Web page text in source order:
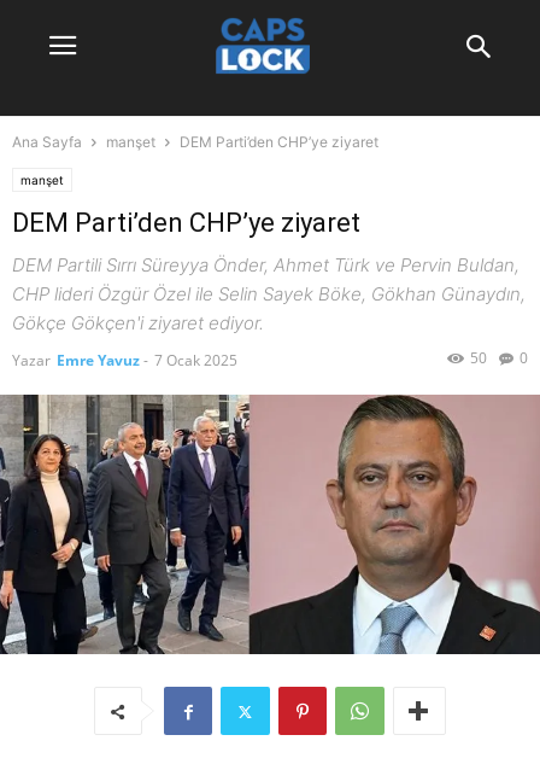
Ana Sayfa manşet DEM Parti’den CHP’ye ziyaret
manşet
DEM Parti’den CHP’ye ziyaret
DEM Partili Sırrı Süreyya Önder, Ahmet Türk ve Pervin Buldan,
CHP lideri Özgür Özel ile Selin Sayek Böke, Gökhan Günaydın,
Gökçe Gökçen'i ziyaret ediyor.
Yazar Emre Yavuz- 7 Ocak 2025 0
50